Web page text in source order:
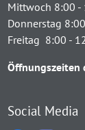
Mittwoch 8:00 -
Donnerstag
Freitag 8:00 -
Öffnungszeiten
Social Media